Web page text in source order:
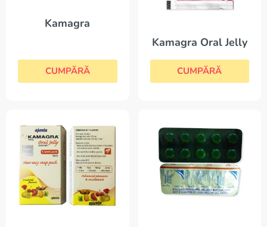
Kamagra
CUMPĂRĂ
Kamagra Oral Jelly
CUMPĂRĂ